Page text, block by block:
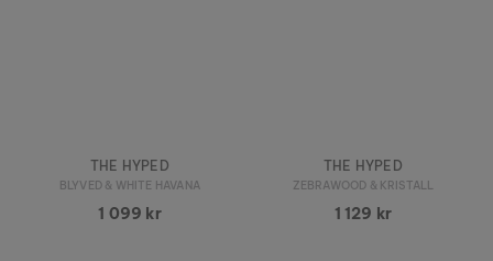
THE HYPED
BLYVED & WHITE HAVANA
1 099 kr
THE HYPED
ZEBRAWOOD & KRISTALL
1 129 kr